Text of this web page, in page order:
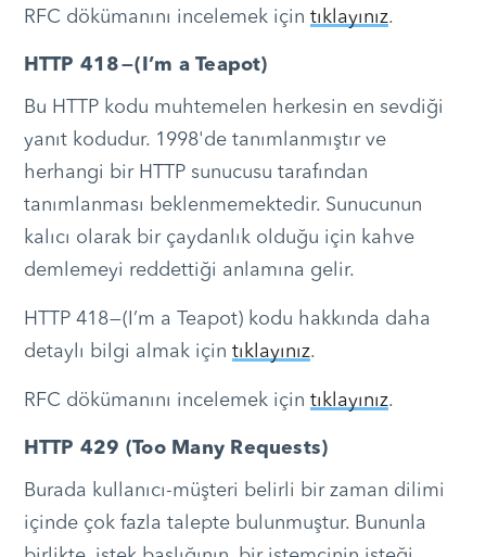
RFC dökümanını incelemek için tıklayınız.
HTTP 418 — (I’m a Teapot)
Bu HTTP kodu muhtemelen herkesin en sevdiği
yanıt kodudur. 1998'de tanımlanmıştır ve
herhangi bir HTTP sunucusu tarafından
tanımlanması beklenmemektedir. Sunucunun
kalıcı olarak bir çaydanlık olduğu için kahve
demlemeyi reddettiği anlamına gelir.
HTTP 418 — (I’m a Teapot) kodu hakkında daha
detaylı bilgi almak için tıklayınız.
RFC dökümanını incelemek için tıklayınız.
HTTP 429 (Too Many Requests)
Burada kullanıcı-müşteri belirli bir zaman dilimi
içinde çok fazla talepte bulunmuştur. Bununla